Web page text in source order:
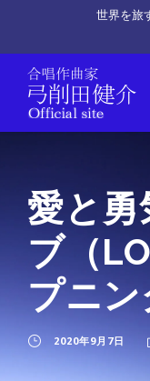
世界を旅
愛と勇
ブ（
プニン
2020年9月7日